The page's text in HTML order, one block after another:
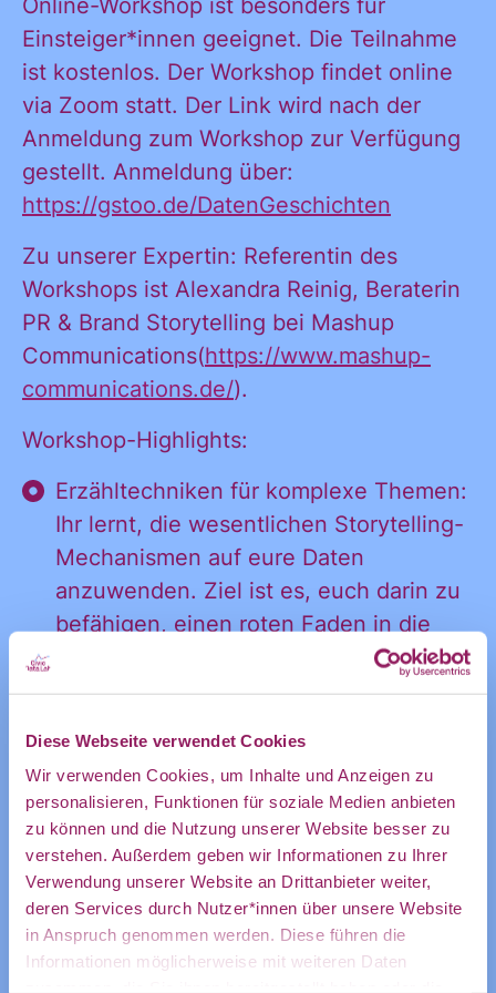
Diese Webseite verwendet Cookies
Wir verwenden Cookies, um Inhalte und Anzeigen zu
personalisieren, Funktionen für soziale Medien anbieten
zu können und die Nutzung unserer Website besser zu
verstehen. Außerdem geben wir Informationen zu Ihrer
Verwendung unserer Website an Drittanbieter weiter,
deren Services durch Nutzer*innen über unsere Website
in Anspruch genommen werden. Diese führen die
Informationen möglicherweise mit weiteren Daten
Einsteiger*innen geeignet. Die Teilnahme
ist kostenlos. Der Workshop findet online
via Zoom statt. Der Link wird nach der
Anmeldung zum Workshop zur Verfügung
gestellt. Anmeldung über:
https://gstoo.de/DatenGeschichten
Zu unserer Expertin: Referentin des
Workshops ist Alexandra Reinig, Beraterin
PR & Brand Storytelling bei Mashup
Communications(https://www.mashup-
communications.de/).
Workshop-Highlights:
Erzähltechniken für komplexe Themen:
Ihr lernt, die wesentlichen Storytelling-
Mechanismen auf eure Daten
anzuwenden. Ziel ist es, euch darin zu
befähigen, einen roten Faden in die
Fallbeispiel: Anhand einer konkreten
Case Study besprechen wir mögliche
Herausforderungen des Data
Storytelling im zivilgesellschaftlichen
Bereich und wie diese bewältigt
werden können.
Visualisierung von Datengeschichten:
Dabei geht es darum, wie ihr es eurem
Publikum möglichst einfach macht,
Ja, ich möchte
alle
Informationen
und
Ankündigungen
des CDL direkt
in mein
persönliches
Postfach:
Ja, ich
möchte alle
und
des CDL
direkt in
mein